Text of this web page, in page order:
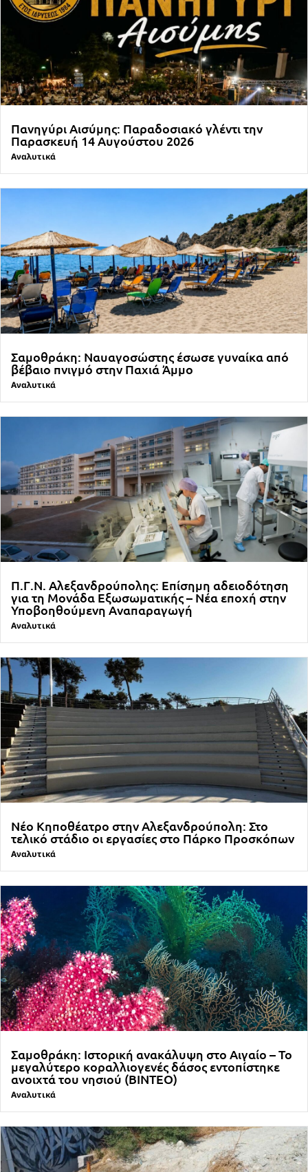
Πανηγύρι Αισύμης: Παραδοσιακό γλέντι την
Παρασκευή 14 Αυγούστου 2026
Αναλυτικά
Σαμοθράκη: Ναυαγοσώστης έσωσε γυναίκα από
βέβαιο πνιγμό στην Παχιά Άμμο
Αναλυτικά
Π.Γ.Ν. Αλεξανδρούπολης: Επίσημη αδειοδότηση
για τη Μονάδα Εξωσωματικής – Νέα εποχή στην
Υποβοηθούμενη Αναπαραγωγή
Αναλυτικά
Νέο Κηποθέατρο στην Αλεξανδρούπολη: Στο
τελικό στάδιο οι εργασίες στο Πάρκο Προσκόπων
Αναλυτικά
Σαμοθράκη: Ιστορική ανακάλυψη στο Αιγαίο – Το
μεγαλύτερο κοραλλιογενές δάσος εντοπίστηκε
ανοιχτά του νησιού (ΒΙΝΤΕΟ)
Αναλυτικά